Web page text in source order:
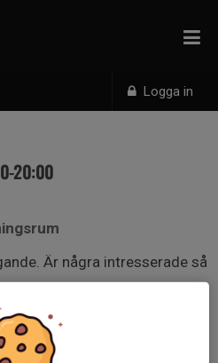
Logga in
20:00
Är några intresserade så
känna på grejerna.
alla åkt in sig.